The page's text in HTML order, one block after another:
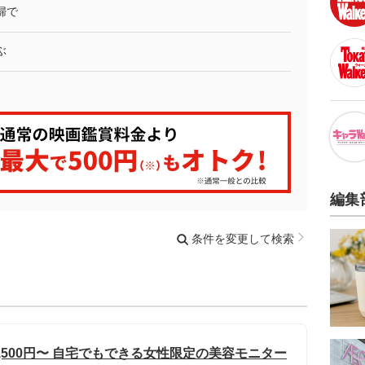
で
条件を変更して検索
円〜 自宅でもできる女性限定の美容モニター
編集